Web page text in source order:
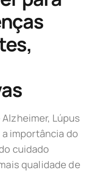
Lúpus
importância do
cuidado
qualidade de